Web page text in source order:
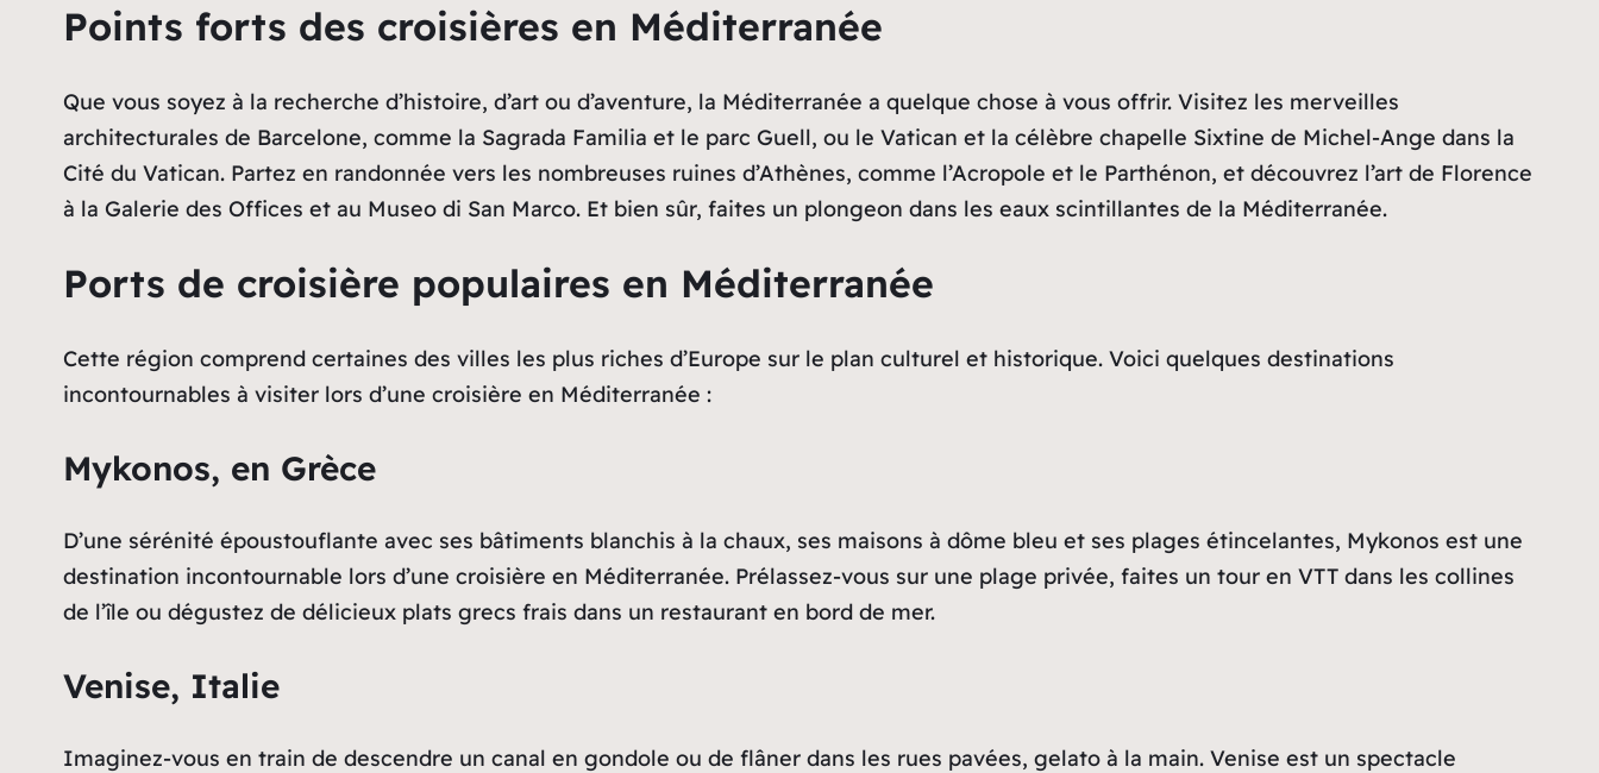
Points forts des croisières en Méditerranée
Que vous soyez à la recherche d’histoire, d’art ou d’aventure, la Méditerranée a quelque chose à vous offrir. Visitez les merveilles
architecturales de Barcelone, comme la Sagrada Familia et le parc Guell, ou le Vatican et la célèbre chapelle Sixtine de Michel-Ange dans la
Cité du Vatican. Partez en randonnée vers les nombreuses ruines d’Athènes, comme l’Acropole et le Parthénon, et découvrez l’art de Florence
à la Galerie des Offices et au Museo di San Marco. Et bien sûr, faites un plongeon dans les eaux scintillantes de la Méditerranée.
Ports de croisière populaires en Méditerranée
Cette région comprend certaines des villes les plus riches d’Europe sur le plan culturel et historique. Voici quelques destinations
incontournables à visiter lors d’une croisière en Méditerranée :
Mykonos, en Grèce
D’une sérénité époustouflante avec ses bâtiments blanchis à la chaux, ses maisons à dôme bleu et ses plages étincelantes, Mykonos est une
destination incontournable lors d’une croisière en Méditerranée. Prélassez-vous sur une plage privée, faites un tour en VTT dans les collines
de l’île ou dégustez de délicieux plats grecs frais dans un restaurant en bord de mer.
Venise, Italie
Imaginez-vous en train de descendre un canal en gondole ou de flâner dans les rues pavées, gelato à la main. Venise est un spectacle